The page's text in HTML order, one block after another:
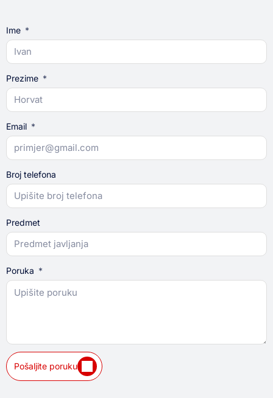
Ime
Prezime
Email
Broj telefona
Predmet
Poruka
Pošaljite poruku